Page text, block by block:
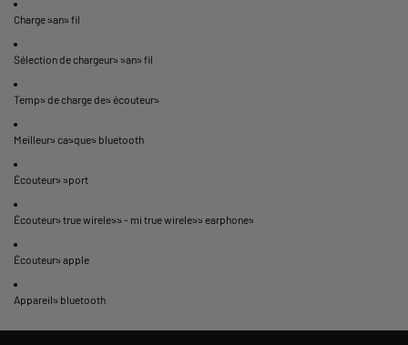
Charge sans fil
Sélection de chargeurs sans fil
Temps de charge des écouteurs
Meilleurs casques bluetooth
Écouteurs sport
Écouteurs true wireless - mi true wireless earphones
Écouteurs apple
Appareils bluetooth